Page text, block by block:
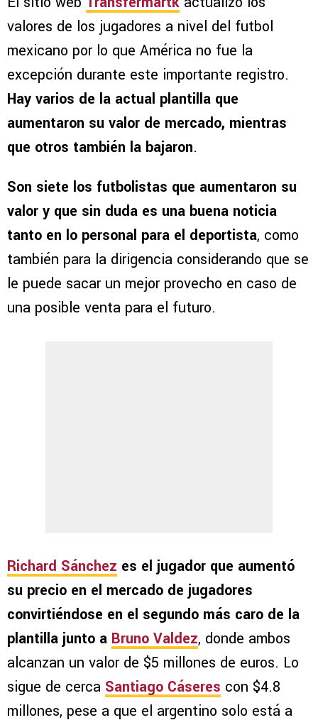
valores de los jugadores a nivel del futbol
mexicano por lo que América no fue la
excepción durante este importante registro.
Hay varios de la actual plantilla que
aumentaron su valor de mercado, mientras
que otros también la bajaron.
Son siete los futbolistas que aumentaron su
valor y que sin duda es una buena noticia
tanto en lo personal para el deportista, como
también para la dirigencia considerando que se
le puede sacar un mejor provecho en caso de
una posible venta para el futuro.
Richard Sánchez es el jugador que aumentó
su precio en el mercado de jugadores
convirtiéndose en el segundo más caro de la
plantilla junto a Bruno Valdez, donde ambos
alcanzan un valor de $5 millones de euros. Lo
sigue de cerca Santiago Cáseres con $4.8
millones, pese a que el argentino solo está a